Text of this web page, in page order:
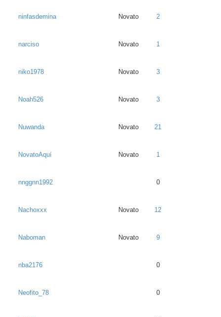
Novato
ninfasdemina 2
Novato
narciso 1
Novato
niko1978 3
Novato
Noah526 3
Novato
Nuwanda 21
Novato
NovatoAquí 1
nnggnn1992 0
Novato
Nachoxxx 12
Novato
Naboman 9
nba2176 0
Neofito_78 0